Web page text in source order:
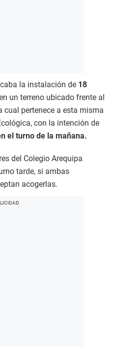
la instalación de 18
un terreno ubicado frente al
cual pertenece a esta misma
con la intención de
el turno de la mañana.
del Colegio Arequipa
tarde, si ambas
acogerlas.